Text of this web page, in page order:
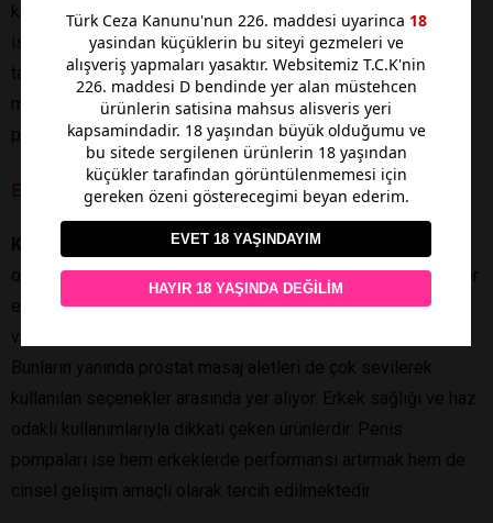
kadınlar zaman zaman bu ürünleri yanlarında taşımak
isteyebilirler. Bullet vibratör modelleri genelde küçük ve
taşınabilir olduğu için tercih edilmektedir. Aynı zamanda
medikal silikondan yapılan ve G noktasını uyaran ürünler de
popüler kabul edilmektedir.
Erkekler İçin En Popüler Sex Shop Ürünleri
Karataş sex shop
ürünlerine erkeklerin de büyük ilgisi
olduğu söylenebilir. Genelde manüel kullanılan mastürbatörler
erkeklerin sevdiği ürün seçenekleri arasındadır. Otomatik ve
vakumlu modeller birçok erkek tarafından ilgi görmektedir.
Bunların yanında prostat masaj aletleri de çok sevilerek
kullanılan seçenekler arasında yer alıyor. Erkek sağlığı ve haz
odaklı kullanımlarıyla dikkati çeken ürünlerdir. Penis
pompaları ise hem erkeklerde performansı artırmak hem de
cinsel gelişim amaçlı olarak tercih edilmektedir.
Türk Ceza Kanunu'nun 226. maddesi uyarinca 18
yasindan küçüklerin bu siteyi gezmeleri ve
alışveriş yapmaları yasaktır. Websitemiz T.C.K'nin
226. maddesi D bendinde yer alan müstehcen
ürünlerin satisina mahsus alisveris yeri
kapsamindadir. 18 yaşından büyük olduğumu ve
bu sitede sergilenen ürünlerin 18 yaşından
küçükler tarafindan görüntülenmemesi için
gereken özeni gösterecegimi beyan ederim.
EVET 18 YAŞINDAYIM
HAYIR 18 YAŞINDA DEĞİLİM